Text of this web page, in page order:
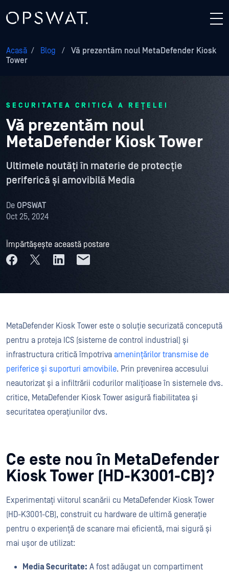
Acasă / Blog /
Vă prezentăm noul MetaDefender Kiosk
Tower
SECURITATEA CRITICĂ A REȚELEI
Vă prezentăm noul
MetaDefender Kiosk Tower
Ultimele noutăți în materie de protecție
periferică și amovibilă Media
De OPSWAT
Oct 25, 2024
Împărtășește această postare
MetaDefender Kiosk Tower este o soluție securizată concepută
pentru a proteja ICS (sisteme de control industrial) și
infrastructura critică împotriva amenințărilor transmise de
periferice și suporturi amovibile. Prin prevenirea accesului
neautorizat și a infiltrării codurilor malițioase în sistemele dvs.
critice, MetaDefender Kiosk Tower asigură fiabilitatea și
securitatea operațiunilor dvs.
Ce este nou în MetaDefender
Kiosk Tower (HD-K3001-CB)?
Experimentați viitorul scanării cu MetaDefender Kiosk Tower
(HD-K3001-CB), construit cu hardware de ultimă generație
pentru o experiență de scanare mai eficientă, mai sigură și
mai ușor de utilizat:
Media Securitate: A fost adăugat un compartiment